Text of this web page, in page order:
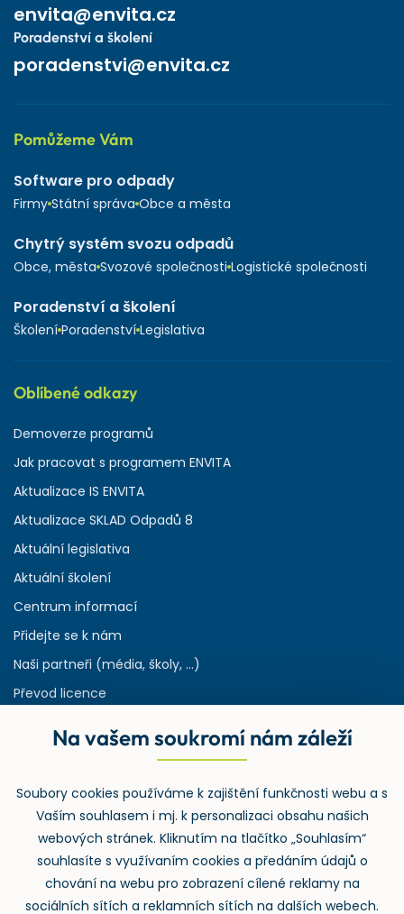
envita@envita.cz
Poradenství a školení
poradenstvi@envita.cz
Pomůžeme Vám
Software pro odpady
Firmy Státní správa Obce a města
Chytrý systém svozu odpadů
Obce, města Svozové společnosti Logistické společnosti
Poradenství a školení
Školení Poradenství Legislativa
Oblíbené odkazy
Demoverze programů
Jak pracovat s programem ENVITA
Aktualizace IS ENVITA
Aktualizace SKLAD Odpadů 8
Aktuální legislativa
Aktuální školení
Centrum informací
Přidejte se k nám
Naši partneři (média, školy, ...)
Převod licence
Rejstřík používaných zkratek v odpadech
Zpětný odběr
Na vašem soukromí nám záleží
Soubory cookies používáme k zajištění funkčnosti webu a s
Vaším souhlasem i mj. k personalizaci obsahu našich
webových stránek. Kliknutím na tlačítko „Souhlasím“
souhlasíte s využívaním cookies a předáním údajů o
chování na webu pro zobrazení cílené reklamy na
sociálních sítích a reklamních sítích na dalších webech.